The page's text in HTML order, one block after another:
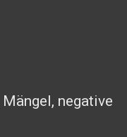
negative